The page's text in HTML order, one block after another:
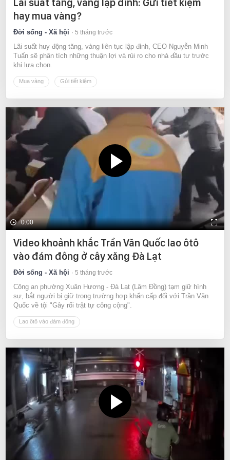
hay mua vàng?
Đời sống - Xã hội 5 tháng trước
Lãi suất huy động tăng, vàng liên tục lập đỉnh, CEO Nguyễn Minh
Tuấn sẽ phân tích những thuận lợi và rủi ro cho nhà đầu tư trước
khi lựa chọn.
Mua vàng Gửi tiết kiệm
0:00
Video khoảnh khắc Trần Văn Quốc lao ôtô
vào đám đông ở cây xăng Đà Lạt
Đời sống - Xã hội 5 tháng trước
Công an phường Xuân Hương - Đà Lạt (Lâm Đồng) tạm giữ hình
sự, bắt người bị giữ trong trường hợp khẩn cấp đối với Trần Văn
Quốc về tội "Gây rối trật tự công cộng".
Lao ôtô vào đám đông